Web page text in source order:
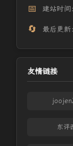
📅 建站时间
🔄 最后更新
友情链接
东评